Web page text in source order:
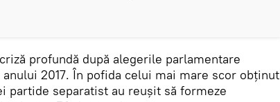
profundă după alegerile parlamentare
2017. În pofida celui mai mare scor obținut
partide separatist au reușit să formeze